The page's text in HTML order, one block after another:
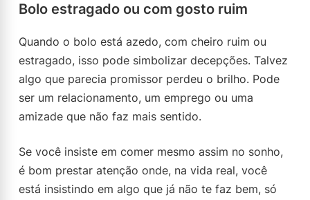
Bolo estragado ou com gosto ruim
Quando o bolo está azedo, com cheiro ruim ou
estragado, isso pode simbolizar decepções. Talvez
algo que parecia promissor perdeu o brilho. Pode
ser um relacionamento, um emprego ou uma
amizade que não faz mais sentido.
Se você insiste em comer mesmo assim no sonho,
é bom prestar atenção onde, na vida real, você
está insistindo em algo que já não te faz bem, só